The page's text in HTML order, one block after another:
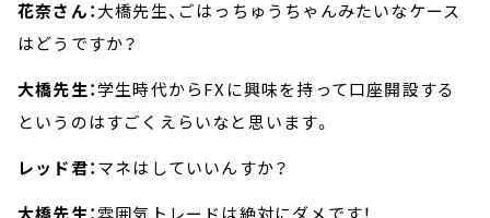
花奈さん：大橋先生、ごはっちゅうちゃんみたいなケース
はどうですか？
大橋先生：学生時代からFXに興味を持って口座開設する
というのはすごくえらいなと思います。
レッド君：マネはしていいんすか？
大橋先生：雰囲気トレードは絶対にダメです！